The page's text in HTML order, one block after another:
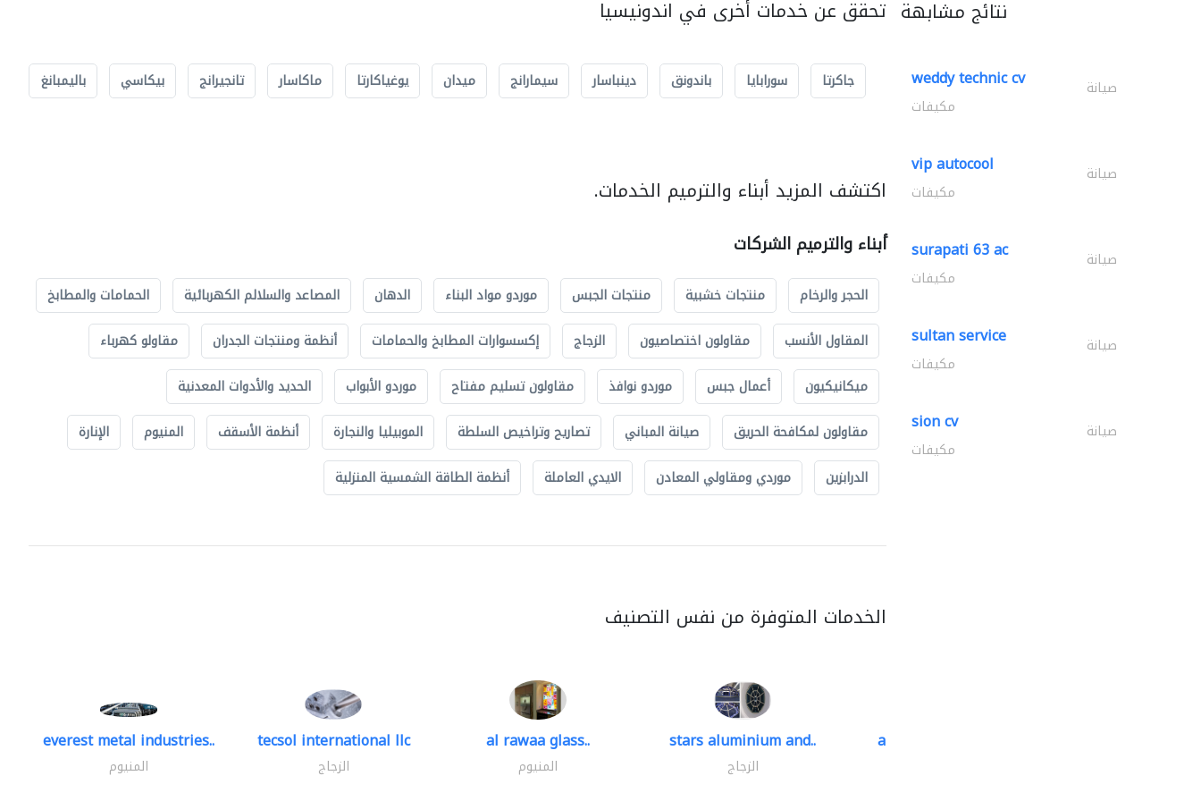
تحقق عن خدمات أخرى في اندونيسيا
جاكرتا سورابايا باندونق دينباسار سيمارانج ميدان يوغياكارتا ماكاسار تانجيرانج بيكاسي باليمبانغ
اكتشف المزيد أبناء والترميم الخدمات.
أبناء والترميم الشركات
الحجر والرخام منتجات خشبية منتجات الجبس موردو مواد البناء الدهان المصاعد والسلالم الكهربائية
الحمامات والمطابخ
المقاول الأنسب
مقاولون اختصاصيون الزجاج إكسسوارات المطابخ والحمامات أنظمة ومنتجات الجدران
مقاولو كهرباء
ميكانيكيون
أعمال جبس موردو نوافذ مقاولون تسليم مفتاح موردو الأبواب
الحديد والأدوات المعدنية
مقاولون لمكافحة الحريق
صيانة المباني تصاريح وتراخيص السلطة الموبيليا والنجارة أنظمة الأسقف المنيوم
الإنارة
الدرابزين
موردي ومقاولي المعادن الايدي العاملة أنظمة الطاقة الشمسية المنزلية
الخدمات المتوفرة من نفس التصنيف
everest metal industries..
المنيوم
tecsol international llc
الزجاج
al rawaa glass..
المنيوم
stars aluminium and..
الزجاج
al barary aluminum..
نتائج مشابهة
weddy technic cv صيانة
مكيفات
vip autocool صيانة
مكيفات
surapati 63 ac صيانة
مكيفات
sultan service صيانة
مكيفات
sion cv صيانة
مكيفات